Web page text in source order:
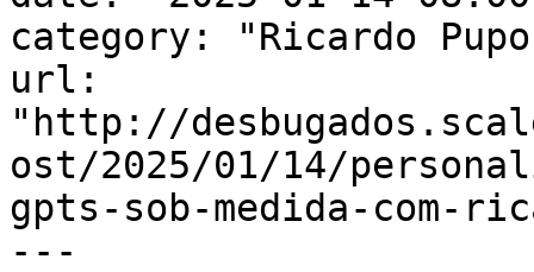
category: "Ricardo
url:
"http://
ost/2025/01/14/
gpts-sob-medida-com-
---